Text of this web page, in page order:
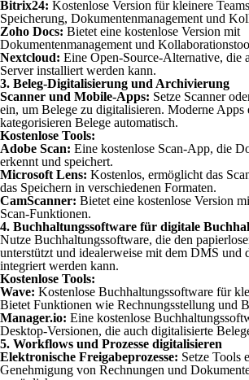
Bitrix24: Kostenlose Version für kleinere
Speicherung, Dokumentenmanagement und
Zoho Docs: Bietet eine kostenlose Version mit
Dokumentenmanagement und
Nextcloud: Eine Open-Source-Alternative, die
Server installiert werden kann.
3. Beleg-Digitalisierung und Archivierung
Scanner und Mobile-Apps: Setze Scanner
ein, um Belege zu digitalisieren. Moderne Apps
kategorisieren Belege automatisch.
Kostenlose Tools:
Adobe Scan: Eine kostenlose Scan-App, die
erkennt und speichert.
Microsoft Lens: Kostenlos, ermöglicht das
das Speichern in verschiedenen Formaten.
CamScanner: Bietet eine kostenlose Version
Scan-Funktionen.
4. Buchhaltungssoftware für digitale
Nutze Buchhaltungssoftware, die den
unterstützt und idealerweise mit dem DMS und
integriert werden kann.
Kostenlose Tools:
Wave: Kostenlose Buchhaltungssoftware für
Bietet Funktionen wie Rechnungsstellung und
Manager.io: Eine kostenlose
Desktop-Versionen, die auch digitalisierte
5. Workflows und Prozesse digitalisieren
Elektronische Freigabeprozesse: Setze Tools
Genehmigung von Rechnungen und